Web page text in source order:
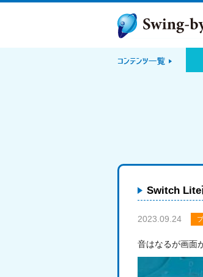
Switch Lite
2023.09.24
音はなるが画面